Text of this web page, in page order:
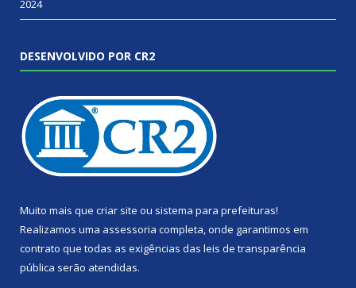
2024
DESENVOLVIDO POR CR2
Muito mais que criar site ou sistema para prefeituras!
Realizamos uma assessoria completa, onde garantimos em
contrato que todas as exigências das leis de transparência
pública serão atendidas.